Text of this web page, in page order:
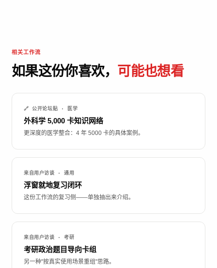
相关工作流
如果这份你喜欢， 可能也想看
🔗 公开论坛贴 · 医学
外科学 5,000 卡知识网络
更深度的医学整合：4 年 5000 卡的具体案例。
来自用户访谈 · 通用
浮窗就地复习闭环
这份工作流的复习侧——单独抽出来介绍。
来自用户访谈 · 考研
考研政治题目导向卡组
另一种"按真实使用场景重组"思路。